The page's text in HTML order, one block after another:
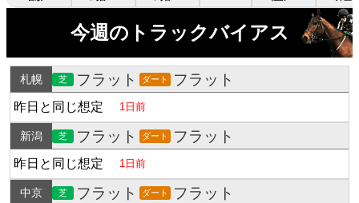
今週のトラックバイアス
札幌 芝 フラット ダート フラット
昨日と同じ想定 1日前
新潟 芝 フラット ダート フラット
昨日と同じ想定 1日前
中京 芝 フラット ダート フラット